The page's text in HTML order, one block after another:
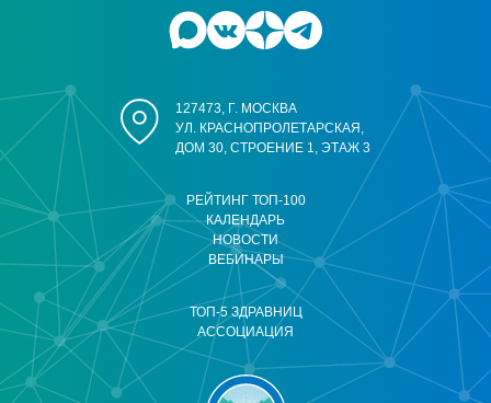
РЕЙТИНГ ТОП-100
КАЛЕНДАРЬ
НОВОСТИ
ВЕБИНАРЫ
ТОП-5 ЗДРАВНИЦ
АССОЦИАЦИЯ
127473, Г. МОСКВА
УЛ. КРАСНОПРОЛЕТАРСКАЯ,
ДОМ 30, СТРОЕНИЕ 1, ЭТАЖ 3